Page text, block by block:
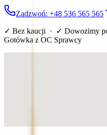
Zadzwoń: +48 536 565 565
✓ Bez kaucji · ✓ Dowozimy
Gotówka z OC Sprawcy